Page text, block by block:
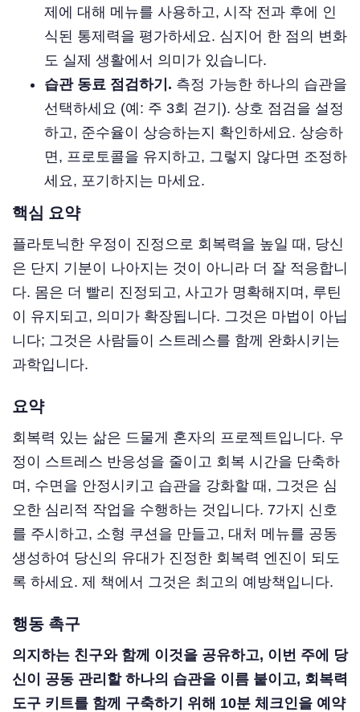
제에 대해 메뉴를 사용하고, 시작 전과 후에 인
식된 통제력을 평가하세요. 심지어 한 점의 변화
도 실제 생활에서 의미가 있습니다.
습관 동료 점검하기. 측정 가능한 하나의 습관을
선택하세요 (예: 주 3회 걷기). 상호 점검을 설정
하고, 준수율이 상승하는지 확인하세요. 상승하
면, 프로토콜을 유지하고, 그렇지 않다면 조정하
세요, 포기하지는 마세요.
핵심 요약
플라토닉한 우정이 진정으로 회복력을 높일 때, 당신
은 단지 기분이 나아지는 것이 아니라 더 잘 적응합니
다. 몸은 더 빨리 진정되고, 사고가 명확해지며, 루틴
이 유지되고, 의미가 확장됩니다. 그것은 마법이 아닙
니다; 그것은 사람들이 스트레스를 함께 완화시키는
과학입니다.
요약
회복력 있는 삶은 드물게 혼자의 프로젝트입니다. 우
정이 스트레스 반응성을 줄이고 회복 시간을 단축하
며, 수면을 안정시키고 습관을 강화할 때, 그것은 심
오한 심리적 작업을 수행하는 것입니다. 7가지 신호
를 주시하고, 소형 쿠션을 만들고, 대처 메뉴를 공동
생성하여 당신의 유대가 진정한 회복력 엔진이 되도
록 하세요. 제 책에서 그것은 최고의 예방책입니다.
행동 촉구
의지하는 친구와 함께 이것을 공유하고, 이번 주에 당
신이 공동 관리할 하나의 습관을 이름 붙이고, 회복력
도구 키트를 함께 구축하기 위해 10분 체크인을 예약